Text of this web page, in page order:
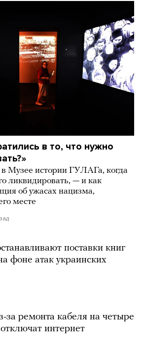
в то, что нужно
в Музее истории ГУЛАГа, когда
ликвидировать, — и как
об ужасах нацизма,
месте
поставки книг
фоне атак украинских
за ремонта кабеля на четыре
интернет